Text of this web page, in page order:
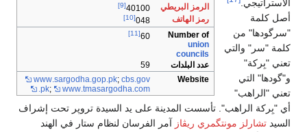
40100
[9]
048
[10]
60
[11]
59
.sargodha .pk;cbs.gov
.tmasargodha .com
على يد السيدة تروپر تحت إشراف
آمر الفرسان لنظام ستار في الهند